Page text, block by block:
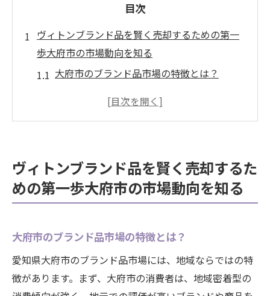
目次
ヴィトンブランド品を賢く売却するための第一
歩大府市の市場動向を知る
大府市のブランド品市場の特徴とは？
地域特有の傾向を見極めるポイント
地域密着型の情報収集方法を活用しよう
大府市で信頼できる買取店を選ぶポイントブラ
信頼できる買取店の見分け方
口コミと評判を活用した店選び
高額査定を期待できる店舗の特徴
ヴィトンブランド品を賢く売却するた
めの第一歩大府市の市場動向を知る
大府市のブランド品市場の特徴とは？
愛知県大府市のブランド品市場には、地域ならではの特
徴があります。まず、大府市の消費者は、地域密着型の